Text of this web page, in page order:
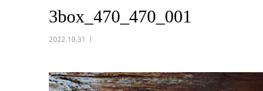
3box_470_470_001
2022.10.31